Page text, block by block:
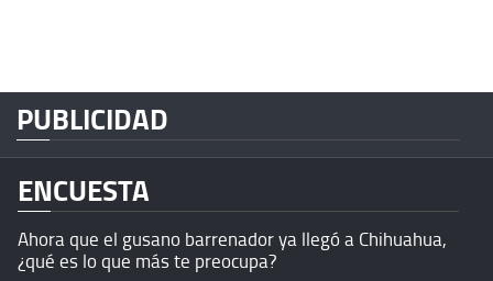
PUBLICIDAD
ENCUESTA
Ahora que el gusano barrenador ya llegó a Chihuahua,
¿qué es lo que más te preocupa?